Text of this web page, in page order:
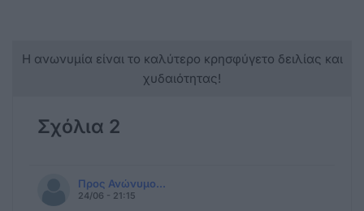
Η ανωνυμία είναι το καλύτερο κρησφύγετο δειλίας και
χυδαιότητας!
Σχόλια 2
Προς Ανώνυμο...
24/06 - 21:15